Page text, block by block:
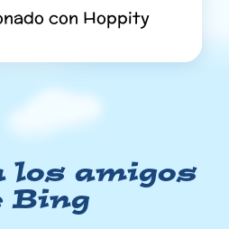
con Hoppity
los amigos
Bing